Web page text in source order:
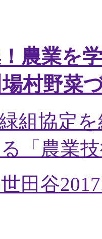
農業を
村野菜
組協定
「農業
田谷